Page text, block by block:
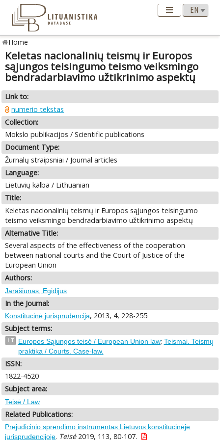
Home
Keletas nacionalinių teismų ir Europos
sąjungos teisingumo teismo veiksmingo
bendradarbiavimo užtikrinimo aspektų
Link to:
numerio tekstas
Collection:
Mokslo publikacijos / Scientific publications
Document Type:
Žurnalų straipsniai / Journal articles
Language:
Lietuvių kalba / Lithuanian
Title:
Keletas nacionalinių teismų ir Europos sąjungos teisingumo
teismo veiksmingo bendradarbiavimo užtikrinimo aspektų
Alternative Title:
Several aspects of the effectiveness of the cooperation
between national courts and the Court of Justice of the
European Union
Authors:
Jarašiūnas, Egidijus
In the Journal:
Konstitucinė jurisprudencija, 2013, 4, 228-255
Subject terms:
LT Europos Sąjungos teisė / European Union law; Teismai. Teismų
praktika / Courts. Case-law.
ISSN:
1822-4520
Subject area:
Teisė / Law
Related Publications:
Prejudicinio sprendimo instrumentas Lietuvos konstitucinėje
jurisprudencijoje. Teisė2019, 113, 80-107.